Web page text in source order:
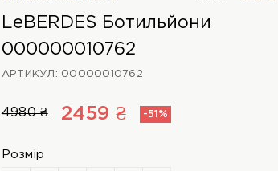
LeBERDES Ботильйони
000000010762
АРТИКУЛ: 00000010762
4980 ₴ 2459 ₴ -51%
Розмір